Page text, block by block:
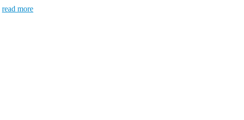
read more